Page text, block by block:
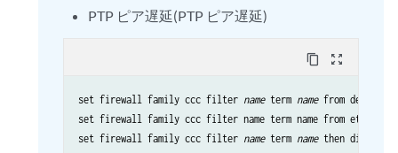
PTP ピア遅延(PTP ピア遅延)
content_copy zoom_out_map
set firewall family ccc filter name term name from
set firewall family ccc filter name term name from ether-
set firewall family ccc filter name term name